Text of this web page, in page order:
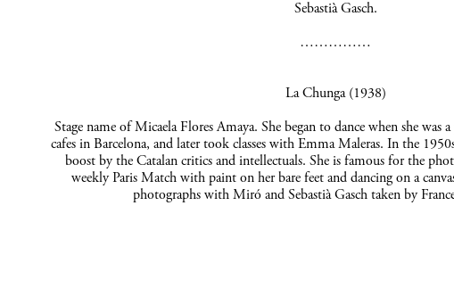
Sebastià Gasch.
……………
La Chunga (1938)
Stage name of Micaela Flores Amaya. She began to dance when she was
cafes in Barcelona, and later took classes with Emma Maleras. In the
boost by the Catalan critics and intellectuals. She is famous for the
weekly Paris Match with paint on her bare feet and dancing on a
photographs with Miró and Sebastià Gasch taken by